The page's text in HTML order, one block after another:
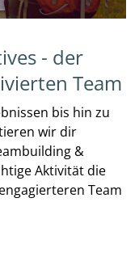
- der
Team
bis hin zu
wir dir
&
Aktivität die
Team